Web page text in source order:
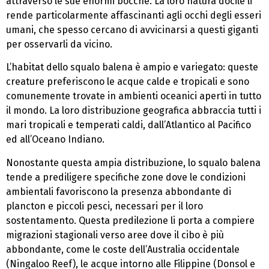
rende particolarmente affascinanti agli occhi degli esseri
umani, che spesso cercano di avvicinarsi a questi giganti
per osservarli da vicino.
L’habitat dello squalo balena è ampio e variegato: queste
creature preferiscono le acque calde e tropicali e sono
comunemente trovate in ambienti oceanici aperti in tutto
il mondo. La loro distribuzione geografica abbraccia tutti i
mari tropicali e temperati caldi, dall’Atlantico al Pacifico
ed all’Oceano Indiano.
Nonostante questa ampia distribuzione, lo squalo balena
tende a prediligere specifiche zone dove le condizioni
ambientali favoriscono la presenza abbondante di
plancton e piccoli pesci, necessari per il loro
sostentamento. Questa predilezione li porta a compiere
migrazioni stagionali verso aree dove il cibo è più
abbondante, come le coste dell’Australia occidentale
(Ningaloo Reef), le acque intorno alle Filippine (Donsol e